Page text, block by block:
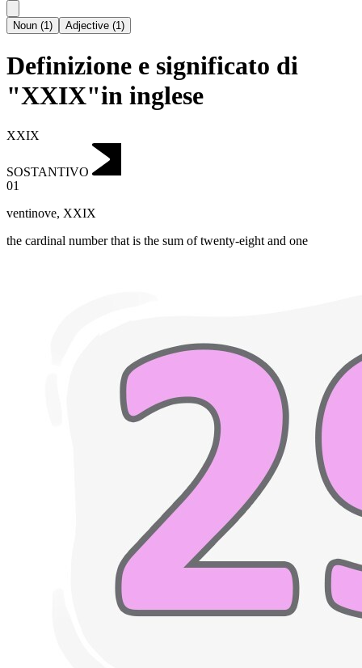
Noun (1) Adjective (1)
Definizione e significato di
"XXIX"in inglese
XXIX
SOSTANTIVO
01
ventinove, XXIX
the cardinal number that is the sum of twenty-eight and one